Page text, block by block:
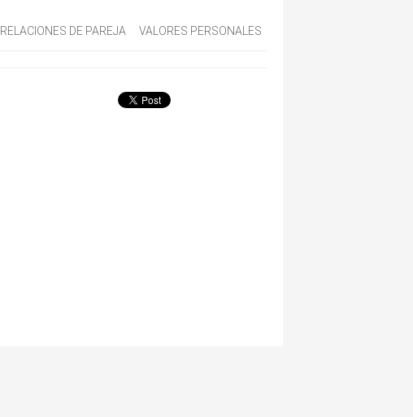
RELACIONES DE PAREJA VALORES PERSONALES